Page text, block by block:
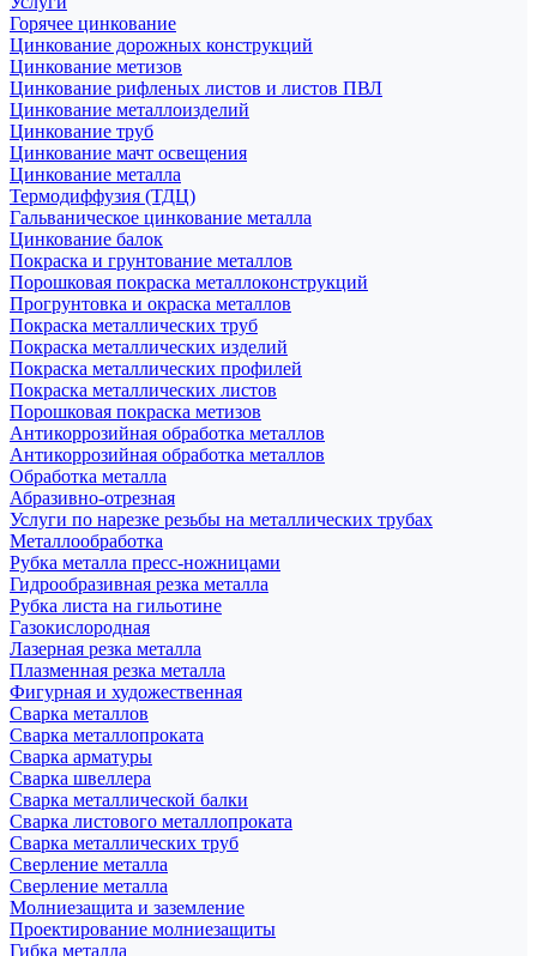
Горячее цинкование
Цинкование дорожных конструкций
Цинкование метизов
Цинкование рифленых листов и листов ПВЛ
Цинкование металлоизделий
Цинкование труб
Цинкование мачт освещения
Цинкование металла
Термодиффузия (ТДЦ)
Гальваническое цинкование металла
Цинкование балок
Покраска и грунтование металлов
Порошковая покраска металлоконструкций
Прогрунтовка и окраска металлов
Покраска металлических труб
Покраска металлических изделий
Покраска металлических профилей
Покраска металлических листов
Порошковая покраска метизов
Антикоррозийная обработка металлов
Антикоррозийная обработка металлов
Обработка металла
Абразивно-отрезная
Услуги по нарезке резьбы на металлических трубах
Металлообработка
Рубка металла пресс-ножницами
Гидрообразивная резка металла
Рубка листа на гильотине
Газокислородная
Лазерная резка металла
Плазменная резка металла
Фигурная и художественная
Сварка металлов
Сварка металлопроката
Сварка арматуры
Сварка швеллера
Сварка металлической балки
Сварка листового металлопроката
Сварка металлических труб
Сверление металла
Сверление металла
Молниезащита и заземление
Проектирование молниезащиты
Гибка металла